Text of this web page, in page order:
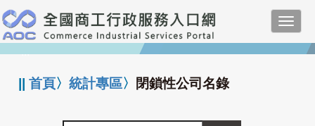
跳
到
主
要
:::
||首頁〉統計專區〉 閉鎖性公司名錄